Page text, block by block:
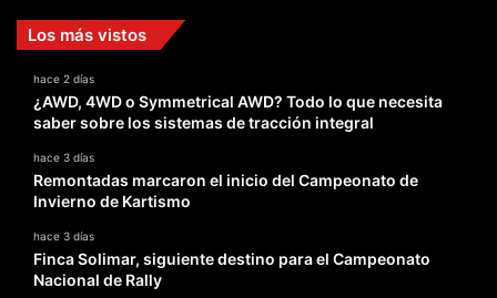
Los más vistos
hace 2 días
¿AWD, 4WD o Symmetrical AWD? Todo lo que necesita
saber sobre los sistemas de tracción integral
hace 3 días
Remontadas marcaron el inicio del Campeonato de
Invierno de Kartismo
hace 3 días
Finca Solimar, siguiente destino para el Campeonato
Nacional de Rally